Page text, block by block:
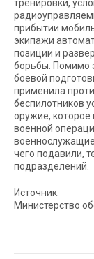
тренировки,
прибытии
экипажи
позиции и
борьбы. Помимо
боевой
применила
беспилотников
оружие, которое
военной
чего подавили,
подразделений.
Источник:
Министерство